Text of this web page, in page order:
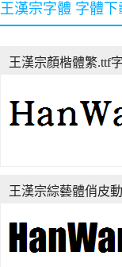
王漢宗字體 字體下
王漢宗顏楷體繁.ttf
王漢宗綜藝體俏皮